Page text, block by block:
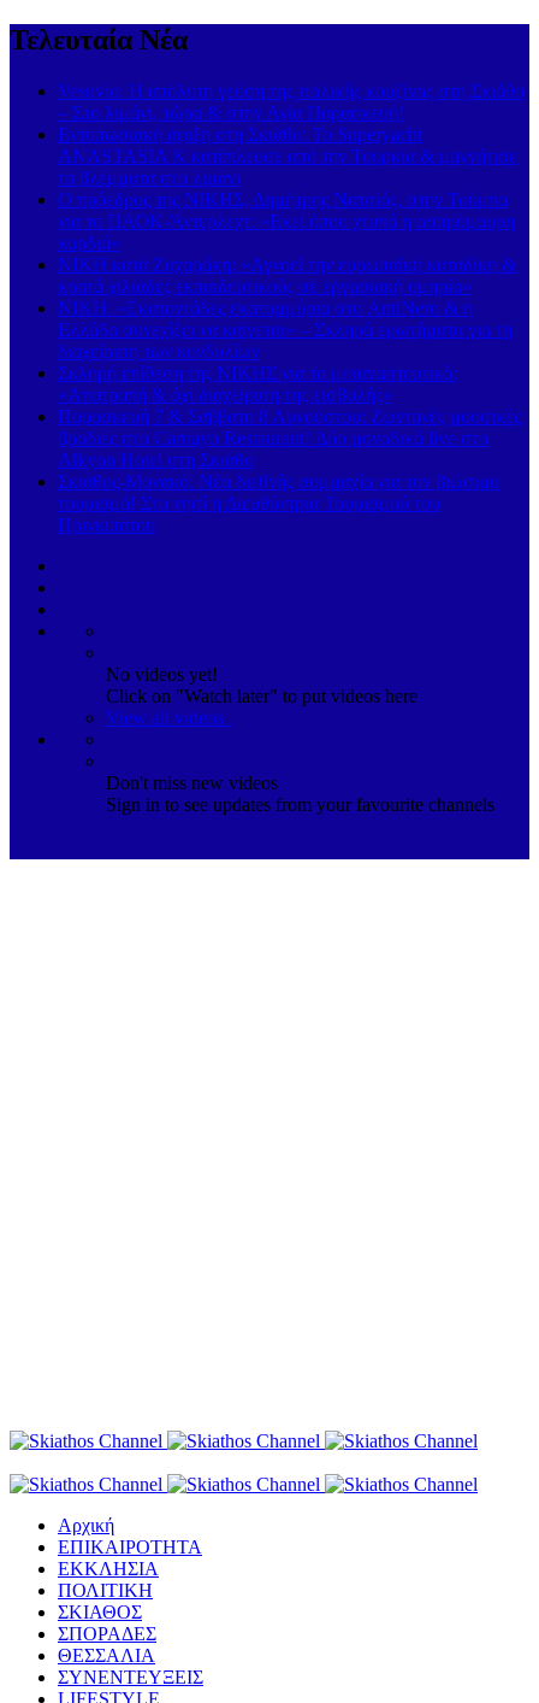
Τελευταία Νέα
Vesuvio: Η απόλυτη γεύση της ιταλικής κουζίνας στη Σκιάθο
– Στο λιμάνι, τώρα & στην Αγία Παρασκευή!
Εντυπωσιακή άφιξη στη Σκιάθο: Το Superyacht
ANASTASIA K κατέπλευσε από την Τουρκία & μαγνήτισε
τα βλέμματα στο λιμάνι
Ο πρόεδρος της ΝΙΚΗΣ, Δημήτρης Νατσιός, στην Τούμπα
για το ΠΑΟΚ-Άντερλεχτ: «Εκεί όπου χτυπά η ασπρόμαυρη
καρδιά»
ΝΙΚΗ κατά Ζαχαράκη: «Αγνοεί την ευρωπαϊκή καταδίκη &
κρατά χιλιάδες εκπαιδευτικούς σε εργασιακή ομηρία»
ΝΙΚΗ: «Εκατοντάδες εκατομμύρια στο AntiNero & η
Ελλάδα συνεχίζει να καίγεται» – Σκληρά ερωτήματα για τη
διαχείριση των κονδυλίων
Σκληρή επίθεση της ΝΙΚΗΣ για το μεταναστευτικό:
«Αποτροπή & όχι διαχείριση της εισβολής»
Παρασκευή 7 & Σάββατο 8 Αυγούστου: Ζωντανές μουσικές
βραδιές στο Carnayo Restaurant! Δύο μοναδικά live στο
Alkyon Hotel στη Σκιάθο
Σκιάθος-Μονακό: Νέα διεθνής συμμαχία για τον βιώσιμο
τουρισμό! Στο νησί η Διευθύντρια Τουρισμού του
Πριγκιπάτου
No videos yet!
Click on "Watch later" to put videos here
View all videos
Don't miss new videos
Sign in to see updates from your favourite channels
Αρχική
ΕΠΙΚΑΙΡΟΤΗΤΑ
ΕΚΚΛΗΣΙΑ
ΠΟΛΙΤΙΚΗ
ΣΚΙΑΘΟΣ
ΣΠΟΡΑΔΕΣ
ΘΕΣΣΑΛΙΑ
ΣΥΝΕΝΤΕΥΞΕΙΣ
LIFESTYLE